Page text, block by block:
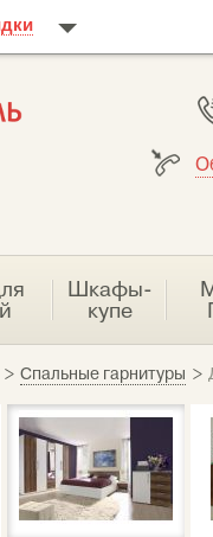
Шкафы-
купе
> Спальные гарнитуры >